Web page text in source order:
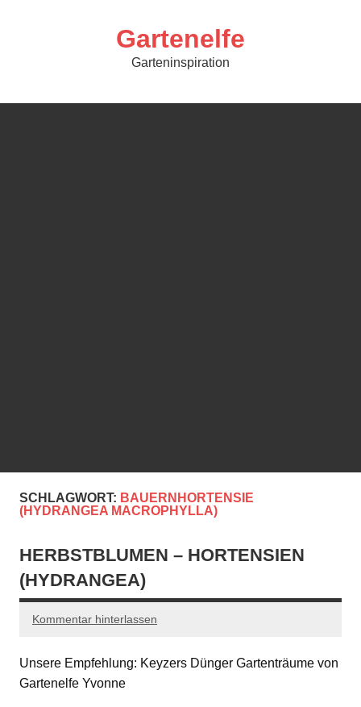
Gartenelfe
Garteninspiration
SCHLAGWORT: BAUERNHORTENSIE
(HYDRANGEA MACROPHYLLA)
HERBSTBLUMEN – HORTENSIEN
(HYDRANGEA)
Kommentar hinterlassen
Unsere Empfehlung: Keyzers Dünger Gartenträume von
Gartenelfe Yvonne